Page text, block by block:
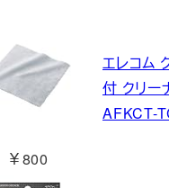
￥800
エレコム
付 クリー
AFKCT-